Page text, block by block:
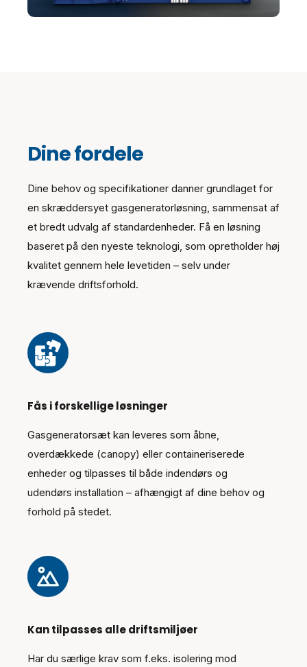
Dine fordele
Dine behov og specifikationer danner grundlaget for
en skræddersyet gasgeneratorløsning, sammensat af
et bredt udvalg af standardenheder. Få en løsning
baseret på den nyeste teknologi, som opretholder høj
kvalitet gennem hele levetiden – selv under
krævende driftsforhold.
Fås i forskellige løsninger
Gasgeneratorsæt kan leveres som åbne,
overdækkede (canopy) eller containeriserede
enheder og tilpasses til både indendørs og
udendørs installation – afhængigt af dine behov og
forhold på stedet.
Kan tilpasses alle driftsmiljøer
Har du særlige krav som f.eks. isolering mod